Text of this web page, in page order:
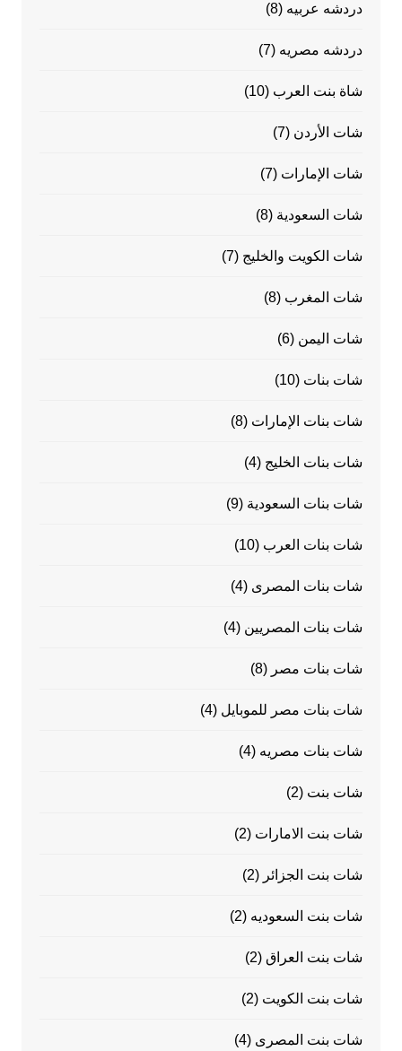
دردشه عربيه (8)
دردشه مصريه (7)
شاة بنت العرب (10)
شات الأردن (7)
شات الإمارات (7)
شات السعودية (8)
شات الكويت والخليج (7)
شات المغرب (8)
شات اليمن (6)
شات بنات (10)
شات بنات الإمارات (8)
شات بنات الخليج (4)
شات بنات السعودية (9)
شات بنات العرب (10)
شات بنات المصرى (4)
شات بنات المصريين (4)
شات بنات مصر (8)
شات بنات مصر للموبايل (4)
شات بنات مصريه (4)
شات بنت (2)
شات بنت الامارات (2)
شات بنت الجزائر (2)
شات بنت السعوديه (2)
شات بنت العراق (2)
شات بنت الكويت (2)
شات بنت المصرى (4)